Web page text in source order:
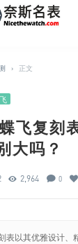
› 正文
飞复刻
大吗？
2,964 0
表以其优雅设计、